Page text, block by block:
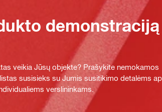
demonstraciją
veikia Jūsų objekte? Prašykite nemokamos
susisieks su Jumis susitikimo detalėms
verslininkams.